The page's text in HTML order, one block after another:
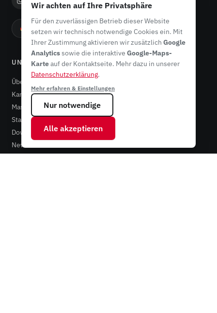
Wir achten auf Ihre Privatsphäre
Für den zuverlässigen Betrieb dieser Website
setzen wir technisch notwendige Cookies ein. Mit
Ihrer Zustimmung aktivieren wir zusätzlich Google
Analyticssowie die interaktive Google-Maps-
Karteauf der Kontaktseite. Mehr dazu in unserer
Datenschutzerklärung.
Mehr erfahren & Einstellungen
Nur notwendige
Alle akzeptieren
Made in Germany
UNTERNEHMEN
Über uns
Karriere & Ausbildung
Maschinenpark
Standort & Region
Downloads
News & Wissen